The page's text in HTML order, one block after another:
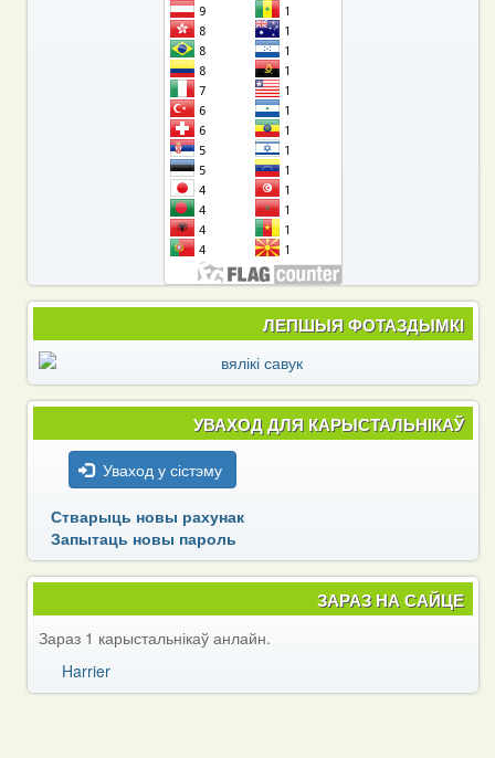
ЛЕПШЫЯ ФОТАЗДЫМКІ
УВАХОД ДЛЯ КАРЫСТАЛЬНІКАЎ
Уваход у сістэму
Стварыць новы рахунак
Запытаць новы пароль
ЗАРАЗ НА САЙЦЕ
Зараз 1 карыстальнікаў анлайн.
Harrier